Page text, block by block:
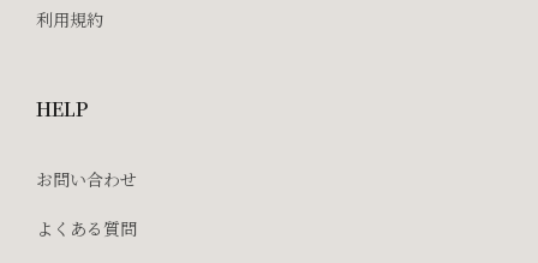
利用規約
HELP
お問い合わせ
よくある質問